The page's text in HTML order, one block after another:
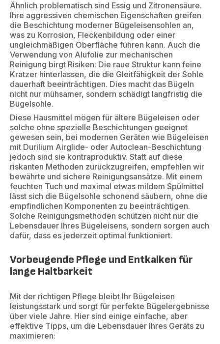
Ähnlich problematisch sind Essig und Zitronensäure.
Ihre aggressiven chemischen Eigenschaften greifen
die Beschichtung moderner Bügeleisensohlen an,
was zu Korrosion, Fleckenbildung oder einer
ungleichmäßigen Oberfläche führen kann. Auch die
Verwendung von Alufolie zur mechanischen
Reinigung birgt Risiken: Die raue Struktur kann feine
Kratzer hinterlassen, die die Gleitfähigkeit der Sohle
dauerhaft beeinträchtigen. Dies macht das Bügeln
nicht nur mühsamer, sondern schädigt langfristig die
Bügelsohle.
Diese Hausmittel mögen für ältere Bügeleisen oder
solche ohne spezielle Beschichtungen geeignet
gewesen sein, bei modernen Geräten wie Bügeleisen
mit Durilium Airglide- oder Autoclean-Beschichtung
jedoch sind sie kontraproduktiv. Statt auf diese
riskanten Methoden zurückzugreifen, empfehlen wir
bewährte und sichere Reinigungsansätze. Mit einem
feuchten Tuch und maximal etwas mildem Spülmittel
lässt sich die Bügelsohle schonend säubern, ohne die
empfindlichen Komponenten zu beeinträchtigen.
Solche Reinigungsmethoden schützen nicht nur die
Lebensdauer Ihres Bügeleisens, sondern sorgen auch
dafür, dass es jederzeit optimal funktioniert.
Vorbeugende Pflege und Entkalken für
lange Haltbarkeit
Mit der richtigen Pflege bleibt Ihr Bügeleisen
leistungsstark und sorgt für perfekte Bügelergebnisse
über viele Jahre. Hier sind einige einfache, aber
effektive Tipps, um die Lebensdauer Ihres Geräts zu
maximieren: